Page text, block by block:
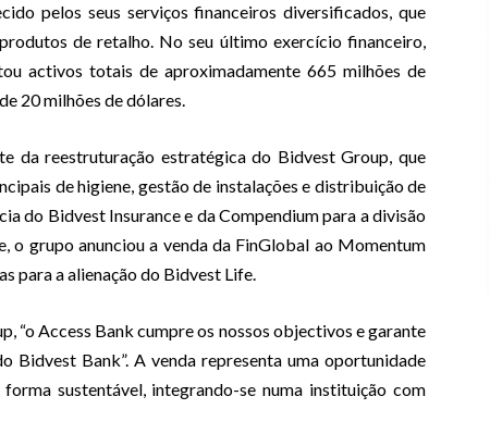
pelos seus serviços financeiros diversificados, que
de retalho. No seu último exercício financeiro,
activos totais de aproximadamente 665 milhões de
20 milhões de dólares.
da reestruturação estratégica do Bidvest Group, que
de higiene, gestão de instalações e distribuição de
do Bidvest Insurance e da Compendium para a divisão
o grupo anunciou a venda da FinGlobal ao Momentum
para a alienação do Bidvest Life.
“o Access Bank cumpre os nossos objectivos e garante
Bidvest Bank”. A venda representa uma oportunidade
sustentável, integrando-se numa instituição com